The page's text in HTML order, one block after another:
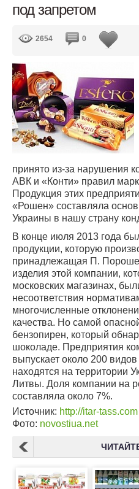
под запретом
2654 0
принято из-за нарушения
АВК и «Конти» правил
Продукция этих
«Рошен» составляла
Украины в нашу страну
В конце июля 2013 года
продукции, которую
принадлежащая П.
изделия этой компании,
московских магазинах,
несоответствия
многочисленные
качества. Но самой
бензопирен, который
шоколаде. Предприятия
выпускает около 200
находятся на территории
Литвы. Доля компании на
составляла около 7%.
Источник: http://itar-tass.com
Фото: novostiua.net